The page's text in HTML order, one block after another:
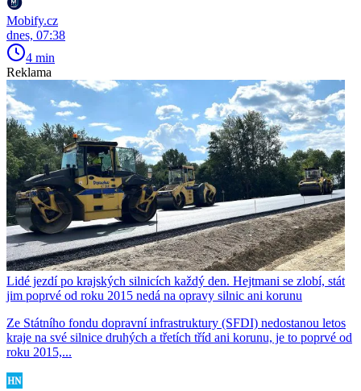
Mobify.cz
dnes, 07:38
4 min
Reklama
Lidé jezdí po krajských silnicích každý den. Hejtmani se zlobí, stát
jim poprvé od roku 2015 nedá na opravy silnic ani korunu
Ze Státního fondu dopravní infrastruktury (SFDI) nedostanou letos
kraje na své silnice druhých a třetích tříd ani korunu, je to poprvé od
roku 2015,...